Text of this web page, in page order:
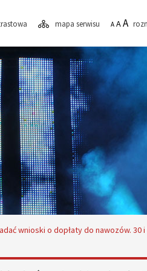
mapa serwisu
A AA
wnioski o dopłaty do nawozów. 30